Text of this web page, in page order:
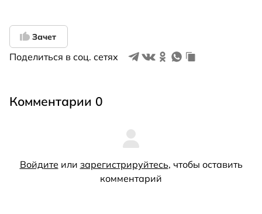
Зачет
Поделиться в соц. сетях
Комментарии 0
Войдите или зарегистрируйтесь, чтобы оставить
комментарий